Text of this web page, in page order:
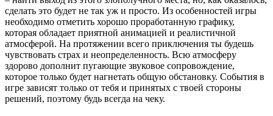
сделать это будет не так уж и просто. Из особенностей игры
необходимо отметить хорошо проработанную графику,
которая обладает приятной анимацией и реалистичной
атмосферой. На протяжении всего приключения ты будешь
чувствовать страх и неопределенность. Всю атмосферу
здорово дополнит пугающие звуковое сопровождение,
которое только будет нагнетать общую обстановку. События в
игре зависят только от тебя и принятых с твоей стороны
решений, поэтому будь всегда на чеку.